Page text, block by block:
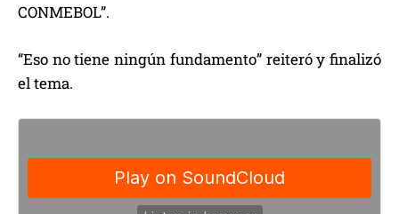
CONMEBOL”.
“Eso no tiene ningún fundamento” reiteró y finalizó
el tema.